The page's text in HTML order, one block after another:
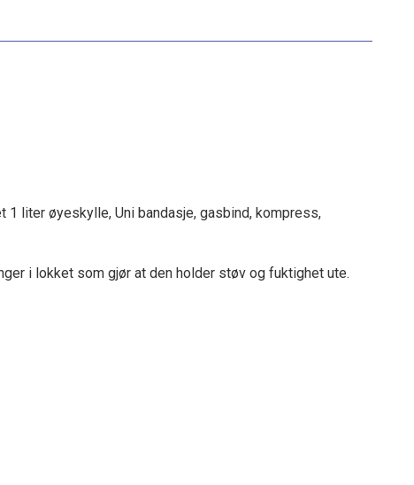
liter øyeskylle, Uni bandasje, gasbind, kompress,
i lokket som gjør at den holder støv og fuktighet ute.